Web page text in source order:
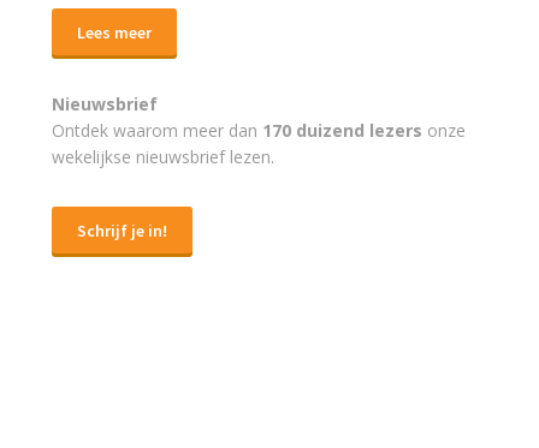
Lees meer
Nieuwsbrief
Ontdek waarom meer dan 170 duizend lezers onze
wekelijkse nieuwsbrief lezen.
Schrijf je in!